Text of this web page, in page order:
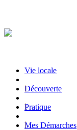
Vie locale
|Découverte
|Pratique
|Mes Démarches